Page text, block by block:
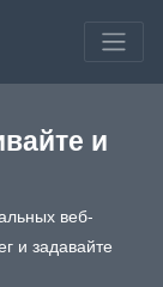
и
веб-
и задавайте